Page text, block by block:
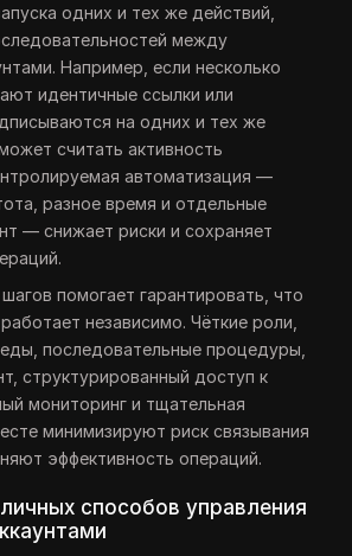
одних и тех же действий,
между
Например, если несколько
идентичные ссылки или
на одних и тех же
считать активность
автоматизация —
разное время и отдельные
— снижает риски и сохраняет
помогает гарантировать, что
независимо. Чёткие роли,
последовательные процедуры,
структурированный доступ к
мониторинг и тщательная
минимизируют риск связывания
эффективность операций.
способов управления